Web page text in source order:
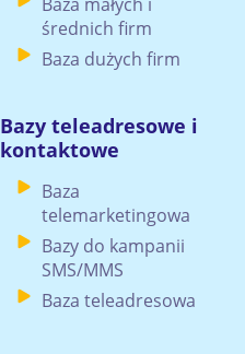
średnich firm
Baza dużych firm
Bazy teleadresowe i
kontaktowe
Baza
telemarketingowa
Bazy do kampanii
SMS/MMS
Baza teleadresowa